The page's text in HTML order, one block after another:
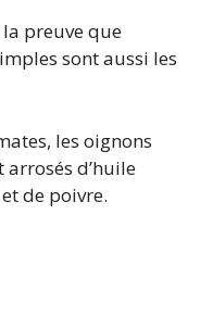
preuve que
sont aussi les
les oignons
d’huile
de poivre.